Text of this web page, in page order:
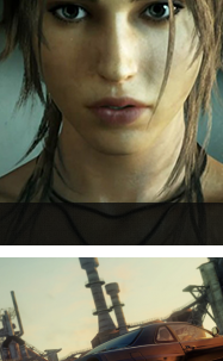
az új Tomb Raiderről, mely